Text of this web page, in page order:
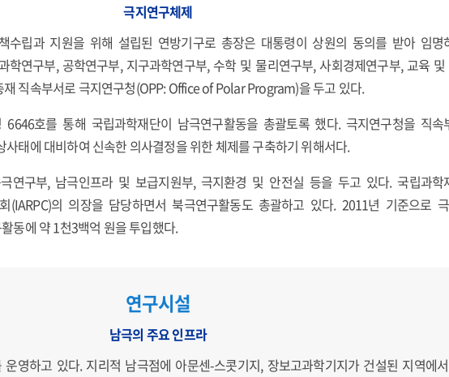
극지연구체제
수립과 지원을 위해 설립된 연방기구로 총장은 대통령이 상원의 동의를 받아 임명
학연구부, 공학연구부, 지구과학연구부, 수학 및 물리연구부, 사회경제연구부, 교육
직속부서로 극지연구청(OPP: Office of Polar Program)을 두고 있다.
호를 통해 국립과학재단이 남극연구활동을 총괄토록 했다. 극지연구청을 직속
태에 대비하여 신속한 의사결정을 위한 체제를 구축하기 위해서다.
연구부, 남극인프라 및 보급지원부, 극지환경 및 안전실 등을 두고 있다. 국립과학
(IARPC)의 의장을 담당하면서 북극연구활동도 총괄하고 있다. 2011년 기준으로
동에 약 1천3백억 원을 투입했다.
연구시설
남극의 주요 인프라
영하고 있다. 지리적 남극점에 아문센-스콧기지, 장보고과학기지가 건설된 지역에